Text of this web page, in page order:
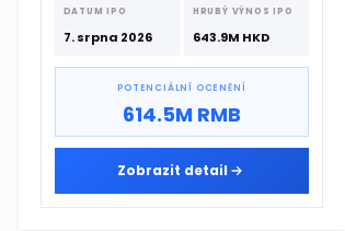
DATUM IPO
7. srpna 2026
HRUBÝ VÝNOS IPO
643.9M HKD
POTENCIÁLNÍ OCENĚNÍ
614.5M RMB
Zobrazit detail